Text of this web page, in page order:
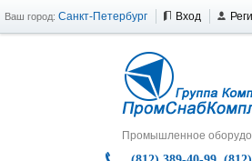
Ваш город: Санкт-Петербург Вход
Промышленное